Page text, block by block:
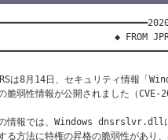
◆ FROM
は8月14日、セキュリティ情報「
脆弱性情報が公開されました（CVE-
情報では、Windows dnsrslvr.dllに
る方法に特権の昇格の脆弱性があり